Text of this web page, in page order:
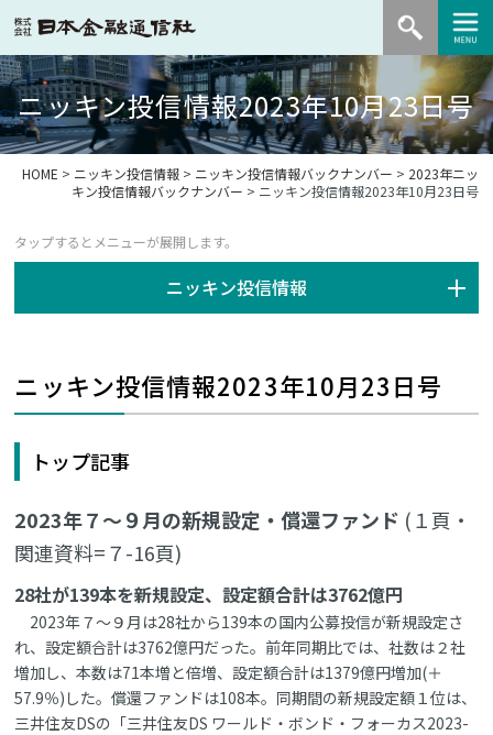
ニッキン投信情報2023年10月23日号
HOME > ニッキン投信情報> ニッキン投信情報バックナンバー > 2023年ニッ
キン投信情報バックナンバー > ニッキン投信情報2023年10月23日号
ニッキン投信情報
ニッキン投信情報2023年10月23日号
トップ記事
2023年７～９月の新規設定・償還ファンド (１頁・
関連資料=７-16頁)
28社が139本を新規設定、設定額合計は3762億円
2023年７～９月は28社から139本の国内公募投信が新規設定さ
れ、設定額合計は3762億円だった。前年同期比では、社数は２社
増加し、本数は71本増と倍増、設定額合計は1379億円増加(＋
57.9％)した。償還ファンドは108本。同期間の新規設定額１位は、
三井住友DSの「三井住友DS ワールド・ボンド・フォーカス2023-